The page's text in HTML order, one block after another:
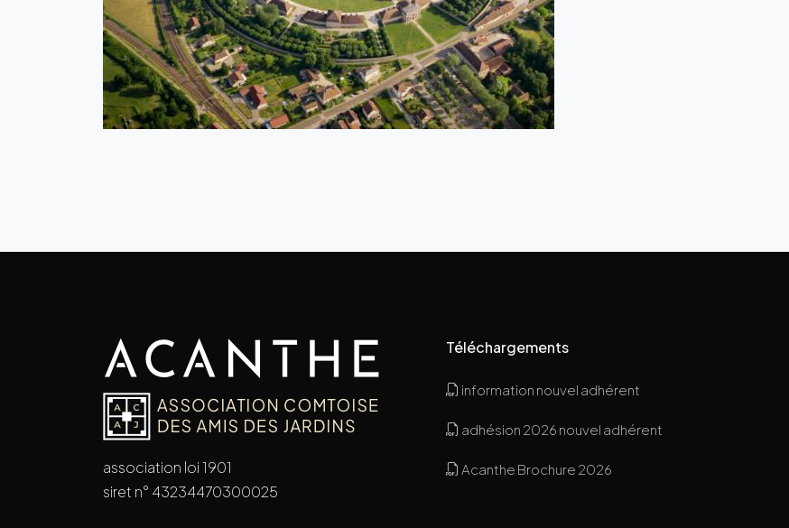
association loi 1901
siret n° 43234470300025
Téléchargements
information nouvel adhérent
adhésion 2026 nouvel adhérent
Acanthe Brochure 2026